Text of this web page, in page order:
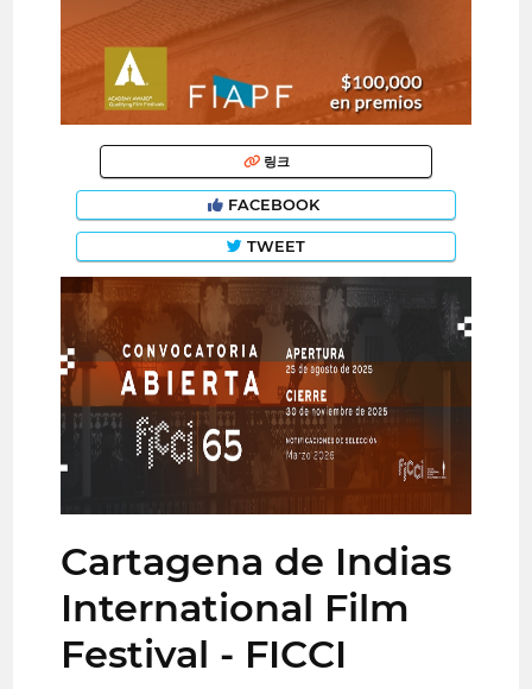
링크
FACEBOOK
TWEET
Cartagena de Indias
International Film
Festival - FICCI